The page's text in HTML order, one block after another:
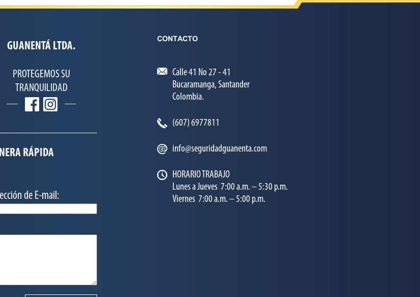
GUANENTÁ LTDA.
PROTEGEMOS SU
TRANQUILIDAD
RÁPIDA
de E-mail:
CONTACTO
Calle 41 No 27 - 41
Bucaramanga, Santander
Colombia.
(607) 6977811
info@seguridadguanenta.com
HORARIO TRABAJO
Lunes a Jueves 7:00 a.m. – 5:30 p.m.
Viernes 7:00 a.m. – 5:00 p.m.